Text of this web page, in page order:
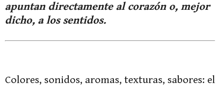
apuntan directamente al corazón o, mejor
dicho, a los sentidos.
Colores, sonidos, aromas, texturas, sabores: el